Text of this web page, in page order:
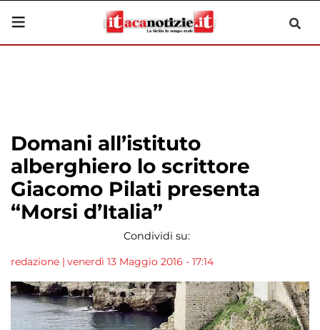
Domani all’istituto
alberghiero lo scrittore
Giacomo Pilati presenta
“Morsi d’Italia”
Condividi su:
redazione | venerdì 13 Maggio 2016 - 17:14